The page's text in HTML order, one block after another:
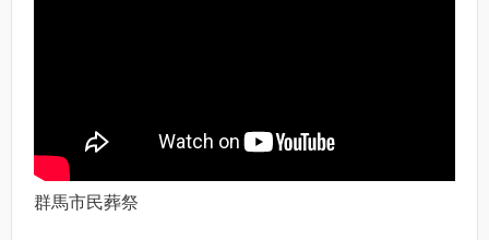
群馬市民葬祭